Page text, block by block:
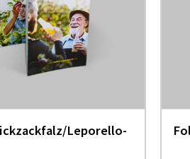
Leporello-